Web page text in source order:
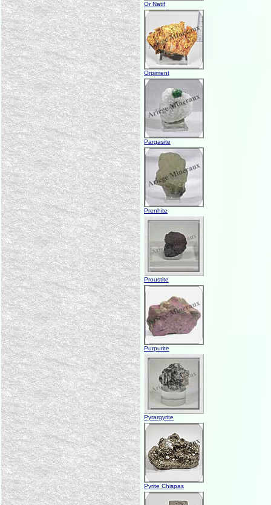
Or Natif
Orpiment
Pargasite
Prenhite
Proustite
Purpurite
Pyrargyrite
Pyrite Chispas